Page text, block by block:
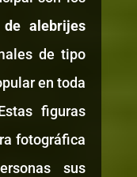
de alebrijes
de tipo
en toda
figuras
fotográfica
sus